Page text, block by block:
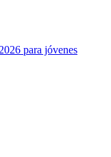
para jóvenes